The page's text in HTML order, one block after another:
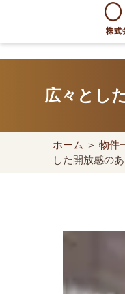
content
世
広々とし
ホーム ＞ 物件
した開放感の